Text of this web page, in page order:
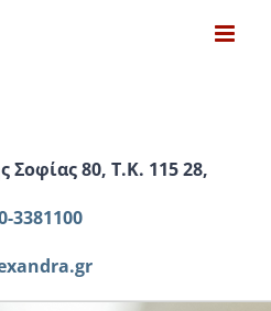
Σοφίας 80, Τ.Κ. 115 28,
3381100